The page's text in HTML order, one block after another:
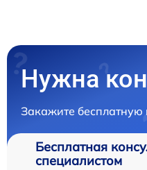
Нужна
Закажите бесплатную
Бесплатная
специалистом